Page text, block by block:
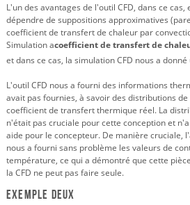
L'un des avantages de l'outil CFD, dans ce
dépendre de suppositions approximatives
coefficient de transfert de chaleur par
Simulation acoefficient de transfert de
et dans ce cas, la simulation CFD nous a
L'outil CFD nous a fourni des informations
avait pas fournies, à savoir des distributions
coefficient de transfert thermique réel. La
n'était pas cruciale pour cette conception et
aide pour le concepteur. De manière cruciale,
nous a fourni sans problème les valeurs de
température, ce qui a démontré que cette
la CFD ne peut pas faire seule.
Exemple deux